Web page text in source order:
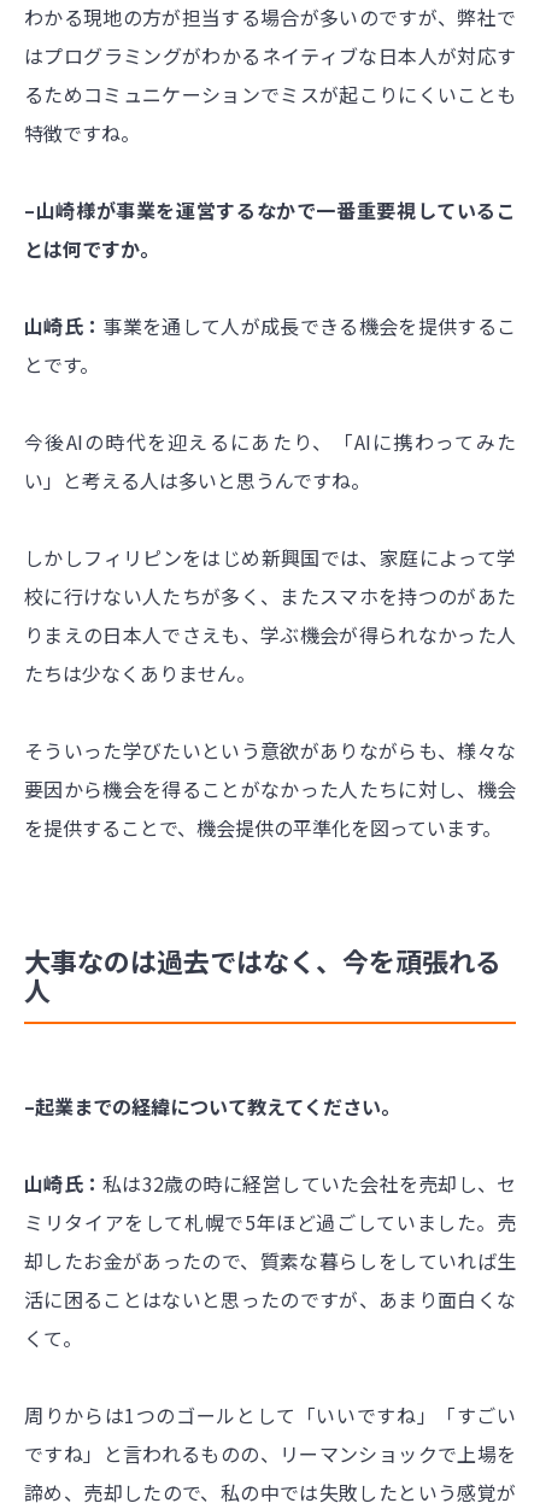
わかる現地の方が担当する場合が多いのですが、弊社で
はプログラミングがわかるネイティブな日本人が対応す
るためコミュニケーションでミスが起こりにくいことも
特徴ですね。
–山崎様が事業を運営するなかで一番重要視しているこ
とは何ですか。
山崎氏： 事業を通して人が成長できる機会を提供するこ
とです。
今後AIの時代を迎えるにあたり、「AIに携わってみた
い」と考える人は多いと思うんですね。
しかしフィリピンをはじめ新興国では、家庭によって学
校に行けない人たちが多く、またスマホを持つのがあた
りまえの日本人でさえも、学ぶ機会が得られなかった人
たちは少なくありません。
そういった学びたいという意欲がありながらも、様々な
要因から機会を得ることがなかった人たちに対し、機会
を提供することで、機会提供の平準化を図っています。
大事なのは過去ではなく、今を頑張れる
人
–起業までの経緯について教えてください。
山崎氏： 私は32歳の時に経営していた会社を売却し、セ
ミリタイアをして札幌で5年ほど過ごしていました。売
却したお金があったので、質素な暮らしをしていれば生
活に困ることはないと思ったのですが、あまり面白くな
くて。
周りからは1つのゴールとして「いいですね」「すごい
ですね」と言われるものの、リーマンショックで上場を
諦め、売却したので、私の中では失敗したという感覚が